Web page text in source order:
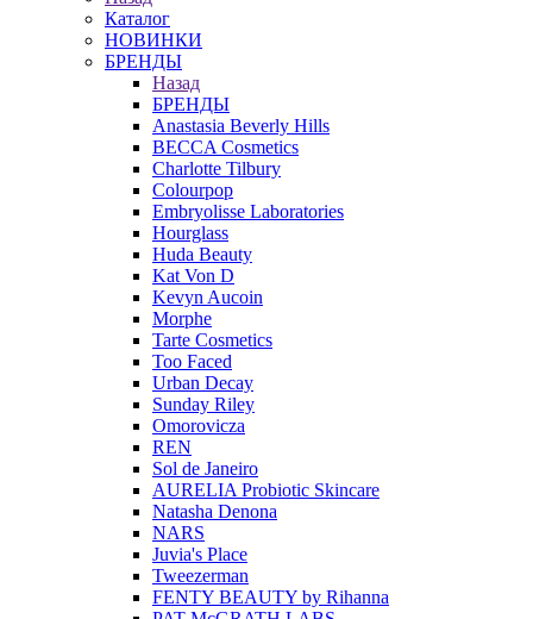
Каталог
НОВИНКИ
БРЕНДЫ
Назад
БРЕНДЫ
Anastasia Beverly Hills
BECCA Cosmetics
Charlotte Tilbury
Colourpop
Embryolisse Laboratories
Hourglass
Huda Beauty
Kat Von D
Kevyn Aucoin
Morphe
Tarte Cosmetics
Too Faced
Urban Decay
Sunday Riley
Omorovicza
REN
Sol de Janeiro
AURELIA Probiotic Skincare
Natasha Denona
NARS
Juvia's Place
Tweezerman
FENTY BEAUTY by Rihanna